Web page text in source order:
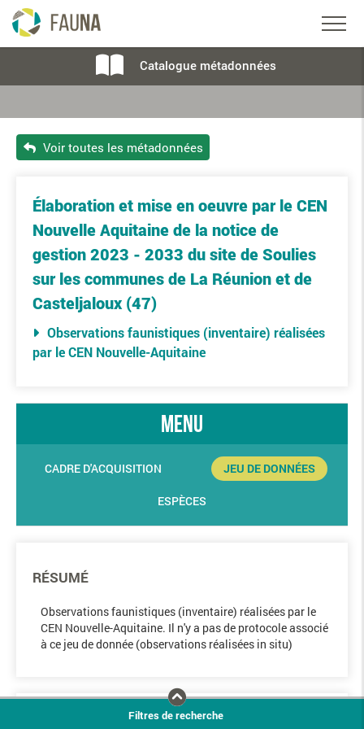
Catalogue métadonnées
Voir toutes les métadonnées
Élaboration et mise en oeuvre par le CEN
Nouvelle Aquitaine de la notice de
gestion 2023 - 2033 du site de Soulies
sur les communes de La Réunion et de
Casteljaloux (47)
Observations faunistiques (inventaire) réalisées
par le CEN Nouvelle-Aquitaine
menu
CADRE D'ACQUISITION JEU DE DONNÉES
ESPÈCES
RÉSUMÉ
Observations faunistiques (inventaire) réalisées par le
CEN Nouvelle-Aquitaine. Il n'y a pas de protocole associé
à ce jeu de donnée (observations réalisées in situ)
Filtres de recherche